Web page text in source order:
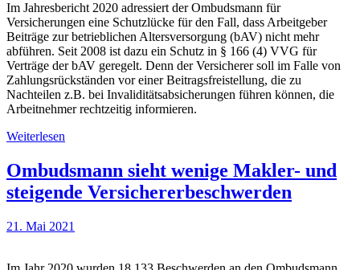
Im Jahresbericht 2020 adressiert der Ombudsmann für
Versicherungen eine Schutzlücke für den Fall, dass Arbeitgeber
Beiträge zur betrieblichen Altersversorgung (bAV) nicht mehr
abführen. Seit 2008 ist dazu ein Schutz in § 166 (4) VVG für
Verträge der bAV geregelt. Denn der Versicherer soll im Falle von
Zahlungsrückständen vor einer Beitragsfreistellung, die zu
Nachteilen z.B. bei Invaliditätsabsicherungen führen können, die
Arbeitnehmer rechtzeitig informieren.
Weiterlesen
Ombudsmann sieht wenige Makler- und
steigende Versichererbeschwerden
21. Mai 2021